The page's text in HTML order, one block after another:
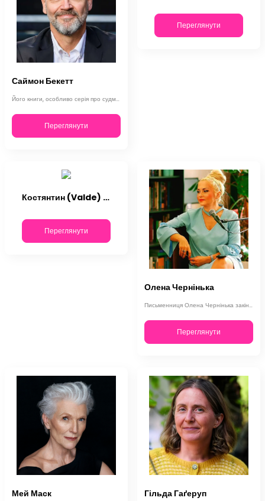
Саймон Бекетт
Його книги, особливо серія про судмедексперта доктора Девіда Хантера, продані т…
Переглянути
Переглянути
Костянтин (Valde) Ульянов
Переглянути
Олена Чернінька
Письменниця Олена Чернінька закінчила Львівську комерційну академію, а потім - …
Переглянути
Мей Маск Гільда Гаґеруп